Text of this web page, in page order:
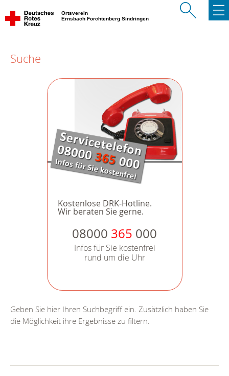
Ortsverein
Ernsbach Forchtenberg Sindringen
Suche
Kostenlose DRK-Hotline.
Wir beraten Sie gerne.
08000 365 000
Infos für Sie kostenfrei
rund um die Uhr
Geben Sie hier Ihren Suchbegriff ein. Zusätzlich haben Sie
die Möglichkeit ihre Ergebnisse zu filtern.